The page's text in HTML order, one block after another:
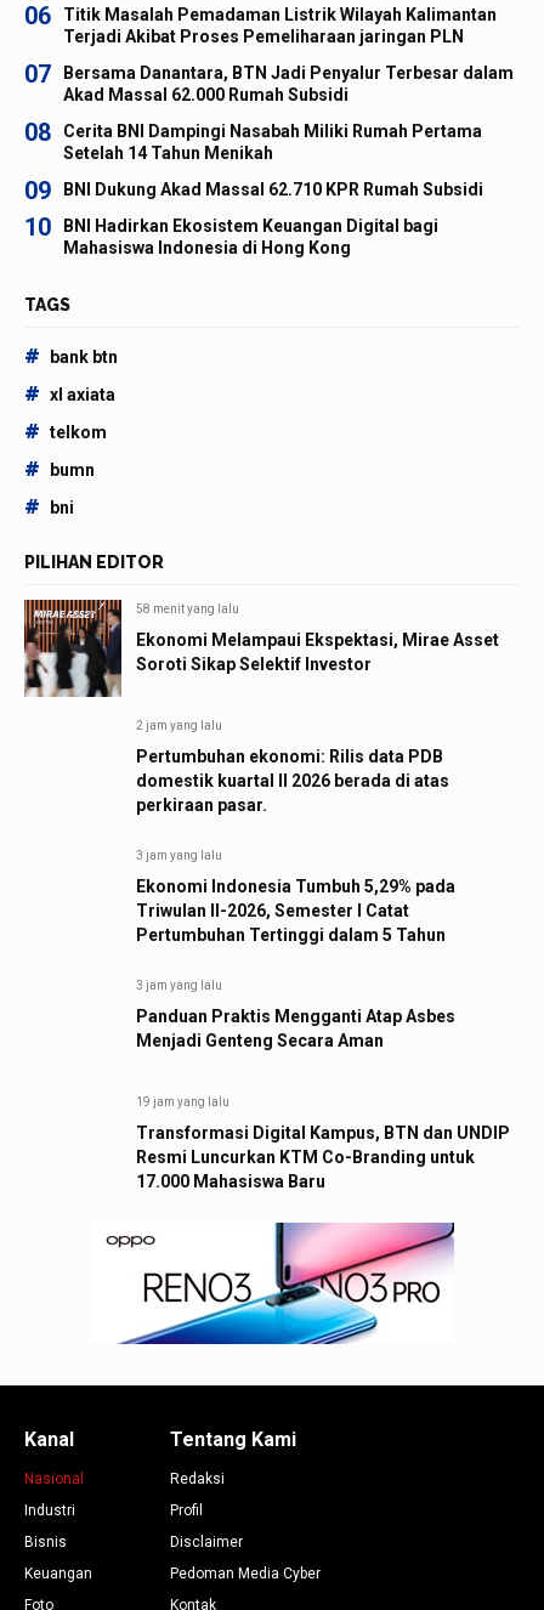
06
Titik Masalah Pemadaman Listrik Wilayah Kalimantan
Terjadi Akibat Proses Pemeliharaan jaringan PLN
07
Bersama Danantara, BTN Jadi Penyalur Terbesar dalam
Akad Massal 62.000 Rumah Subsidi
08
Cerita BNI Dampingi Nasabah Miliki Rumah Pertama
Setelah 14 Tahun Menikah
09 BNI Dukung Akad Massal 62.710 KPR Rumah Subsidi
10
BNI Hadirkan Ekosistem Keuangan Digital bagi
Mahasiswa Indonesia di Hong Kong
TAGS
# bank btn
# xl axiata
# telkom
# bumn
# bni
PILIHAN EDITOR
58 menit yang lalu
Ekonomi Melampaui Ekspektasi, Mirae Asset
Soroti Sikap Selektif Investor
2 jam yang lalu
Pertumbuhan ekonomi: Rilis data PDB
domestik kuartal II 2026 berada di atas
perkiraan pasar.
3 jam yang lalu
Ekonomi Indonesia Tumbuh 5,29% pada
Triwulan II-2026, Semester I Catat
Pertumbuhan Tertinggi dalam 5 Tahun
3 jam yang lalu
Panduan Praktis Mengganti Atap Asbes
Menjadi Genteng Secara Aman
19 jam yang lalu
Transformasi Digital Kampus, BTN dan UNDIP
Resmi Luncurkan KTM Co-Branding untuk
17.000 Mahasiswa Baru
Kanal
Nasional
Industri
Bisnis
Keuangan
Foto
Tentang Kami
Redaksi
Profil
Disclaimer
Pedoman Media Cyber
Kontak